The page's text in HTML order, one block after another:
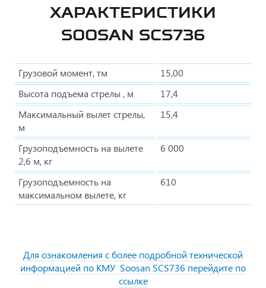
ХАРАКТЕРИСТИКИ
SOOSAN SCS736
Грузовой момент, тм
15,00
Высота подъема стрелы , м
17,4
Максимальный вылет стрелы,
м
15,4
Грузоподъемность на вылете
2,6 м, кг
6 000
Грузоподъемность на
максимальном вылете, кг
610
Для ознакомления с более подробной технической
информацией по КМУ Soosan SCS736 перейдите по
ссылке